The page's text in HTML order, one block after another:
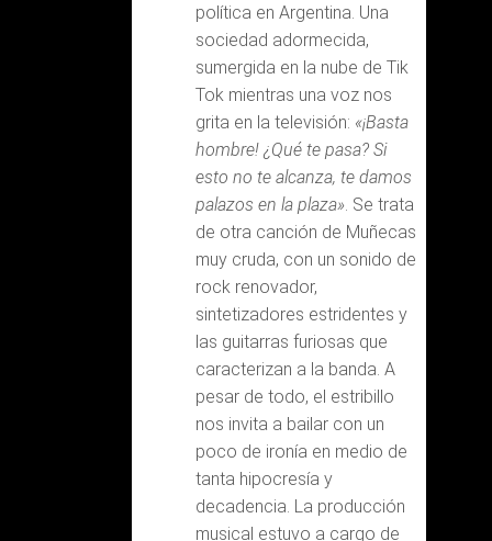
política en Argentina. Una
sociedad adormecida,
sumergida en la nube de Tik
Tok mientras una voz nos
grita en la televisión: «¡Basta
hombre! ¿Qué te pasa? Si
esto no te alcanza, te damos
palazos en la plaza». Se trata
de otra canción de Muñecas
muy cruda, con un sonido de
rock renovador,
sintetizadores estridentes y
las guitarras furiosas que
caracterizan a la banda. A
pesar de todo, el estribillo
nos invita a bailar con un
poco de ironía en medio de
tanta hipocresía y
decadencia. La producción
musical estuvo a cargo de